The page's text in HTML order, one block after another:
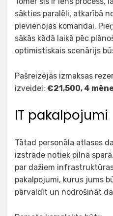
sākties paralēli, atkarībā
pievienojas komandai.
sākās kādā laikā pēc
optimistiskais scenārijs
Pašreizējās izmaksas
izveidei: €21,500, 4
IT pakalpojumi
Tātad personāla atlases
izstrāde notiek pilnā
par dažiem
pakalpojumi, kurus jums
pārvaldīt un nodrošināt